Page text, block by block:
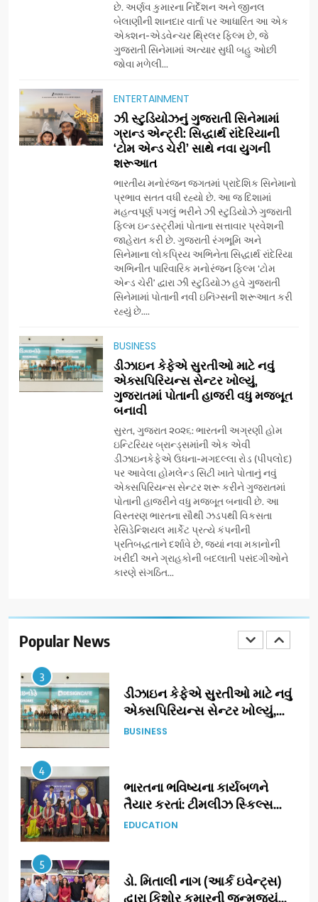
છે. અર્ણવ કુમારના નિર્દેશન અને જીનલ
બેલાણીની શાનદાર વાર્તા પર આધારિત આ એક
એક્શન-એડવેન્ચર થ્રિલર ફિલ્મ છે, જે
ગુજરાતી સિનેમામાં અત્યાર સુધી બહુ ઓછી
જોવા મળેલી...
ENTERTAINMENT
ઝી સ્ટુડિયોઝનું ગુજરાતી સિનેમામાં
ગ્રાન્ડ એન્ટ્રી: સિદ્ધાર્થ રાંદેરિયાની
‘ટોમ એન્ડ ચેરી’ સાથે નવા યુગની
શરૂઆત
ભારતીય મનોરંજન જગતમાં પ્રાદેશિક સિનેમાનો
પ્રભાવ સતત વધી રહ્યો છે. આ જ દિશામાં
મહત્વપૂર્ણ પગલું ભરીને ઝી સ્ટુડિયોઝે ગુજરાતી
ફિલ્મ ઇન્ડસ્ટ્રીમાં પોતાના સત્તાવાર પ્રવેશની
જાહેરાત કરી છે. ગુજરાતી રંગભૂમિ અને
સિનેમાના લોકપ્રિય અભિનેતા સિદ્ધાર્થ રાંદેરિયા
અભિનીત પારિવારિક મનોરંજન ફિલ્મ ‘ટોમ
એન્ડ ચેરી’ દ્વારા ઝી સ્ટુડિયોઝ હવે ગુજરાતી
સિનેમામાં પોતાની નવી ઇનિંગ્સની શરૂઆત કરી
રહ્યું છે....
BUSINESS
ડીઝાઇન કેફેએ સુરતીઓ માટે નવું
એક્સપિરિયન્સ સેન્ટર ખોલ્યું,
ગુજરાતમાં પોતાની હાજરી વધુ મજબૂત
બનાવી
સુરત, ગુજરાત ૨૦૨૬: ભારતની અગ્રણી હોમ
ઇન્ટિરિયર બ્રાન્ડ્સમાંની એક એવી
ડીઝાઇનકેફેએ ઉધના-મગદલ્લા રોડ (પીપલોદ)
પર આવેલા હોમલેન્ડ સિટી ખાતે પોતાનું નવું
એક્સપિરિયન્સ સેન્ટર શરૂ કરીને ગુજરાતમાં
પોતાની હાજરીને વધુ મજબૂત બનાવી છે. આ
વિસ્તરણ ભારતના સૌથી ઝડપથી વિકસતા
રેસિડેન્શિયલ માર્કેટ પ્રત્યે કંપનીની
પ્રતિબદ્ધતાને દર્શાવે છે, જ્યાં નવા મકાનોની
ખરીદી અને ગ્રાહકોની બદલાતી પસંદગીઓને
કારણે સંગઠિત...
Popular News
5
ડો. મિતાલી નાગ (આર્ક ઇવેન્ટ્સ)
દ્વારા કિશોર કુમારની જન્મજયંતિ
નિમિત્તે સંગીતમય શ્રદ્ધાંજલિ
AHMEDABAD
177 દેશો અને 52 લાખ દર્શકો:
ગુજરાતી OTT પ્લેટફોર્મ ‘જોજો’
(JOJO) નો વિશ્વભરમાં દબદબો
BUSINESS
અમદાવાદમાં યોજાયેલા ‘ઓકલ્ટ
ટેરોટ રીડર પુનિતજી લુલ્લા એ ટેરોટ
કાર્ડ રીડિંગ અંગે માહિતી આપી
AHMEDABAD
8
ગ્લોબલ એક્સેલન્સ ફોરમ દ્વારા
નેશનલ લીડરશિપ કોન્કલેવ તથા
ભારત સમ્માન ૨૦૨૬નો ભવ્ય અને
પ્રતિષ્ઠિત કાર્યક્રમ નવી દિલ્હીમાં
સફળતાપૂર્વક યોજાયો
BUSINESS
ગેટ સેટ ગો રિવ્યુ: ગુજરાતી
સિનેમામાં એક્શન અને રોમાંચનો
એક તદ્દન નવો અને અનોખો
અંદાજ
ENTERTAINMENT
ગ્રાન્ડ એન્ટ્રી: સિદ્ધાર્થ રાંદેરિયાની
‘ટોમ એન્ડ ચેરી’ સાથે નવા યુગની
3
ડીઝાઇન કેફેએ સુરતીઓ માટે નવું
એક્સપિરિયન્સ સેન્ટર ખોલ્યું,
ગુજરાતમાં પોતાની હાજરી વધુ
BUSINESS
4
ભારતના ભવિષ્યના કાર્યબળને
તૈયાર કરતાં: ટીમલીઝ સ્કિલ્સ
યુનિવર્સિટીએ 65 સ્નાતકોને ડિગ્રી
EDUCATION
5
ડો. મિતાલી નાગ (આર્ક ઇવેન્ટ્સ)
દ્વારા કિશોર કુમારની જન્મજયંતિ